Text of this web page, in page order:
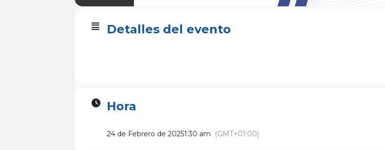
Detalles del evento
Hora
24 de Febrero de 20251:30 am (GMT+01:00)